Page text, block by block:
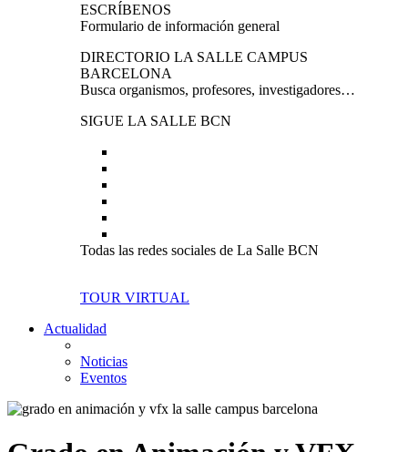
ESCRÍBENOS
Formulario de información general
DIRECTORIO LA SALLE CAMPUS
BARCELONA
Busca organismos, profesores, investigadores…
SIGUE LA SALLE BCN
Todas las redes sociales de La Salle BCN
TOUR VIRTUAL
Actualidad
Noticias
Eventos